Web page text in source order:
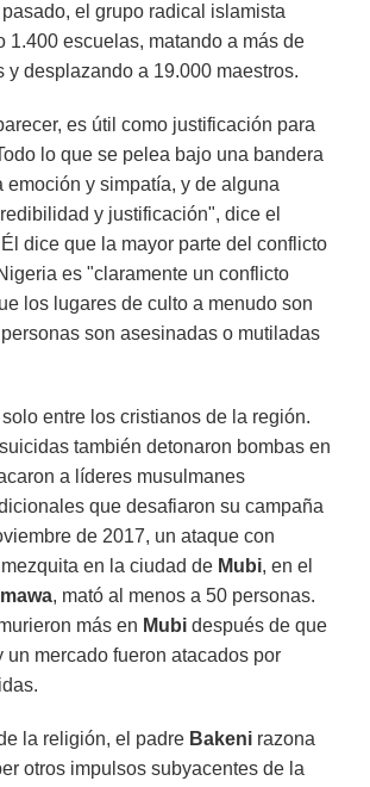
el grupo radical islamista
1.400 escuelas, matando a más de
y desplazando a 19.000 maestros.
es útil como justificación para
lo que se pelea bajo una bandera
emoción y simpatía, y de alguna
y justificación", dice el
Él dice que la mayor parte del conflicto
es "claramente un conflicto
los lugares de culto a menudo son
son asesinadas o mutiladas
entre los cristianos de la región.
también detonaron bombas en
a líderes musulmanes
que desafiaron su campaña
de 2017, un ataque con
en la ciudad de Mubi, en el
, mató al menos a 50 personas.
más en Mubi después de que
un mercado fueron atacados por
la religión, el padre Bakeni razona
otros impulsos subyacentes de la